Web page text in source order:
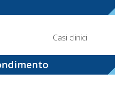
Casi clinici